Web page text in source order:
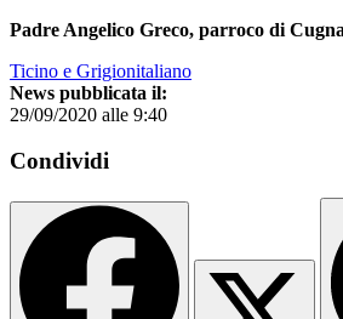
Padre Angelico Greco, parroco di
Ticino e Grigionitaliano
News pubblicata il:
29/09/2020 alle 9:40
Condividi